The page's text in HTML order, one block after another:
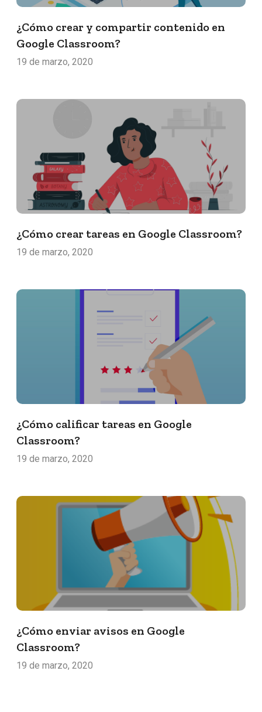
¿Cómo crear y compartir contenido en
Google Classroom?
19 de marzo, 2020
¿Cómo crear tareas en Google Classroom?
19 de marzo, 2020
¿Cómo calificar tareas en Google
Classroom?
19 de marzo, 2020
¿Cómo enviar avisos en Google
Classroom?
19 de marzo, 2020